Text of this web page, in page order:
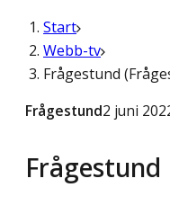
Start
Webb-tv
Frågestund
Frågestund
Frågestund2 juni